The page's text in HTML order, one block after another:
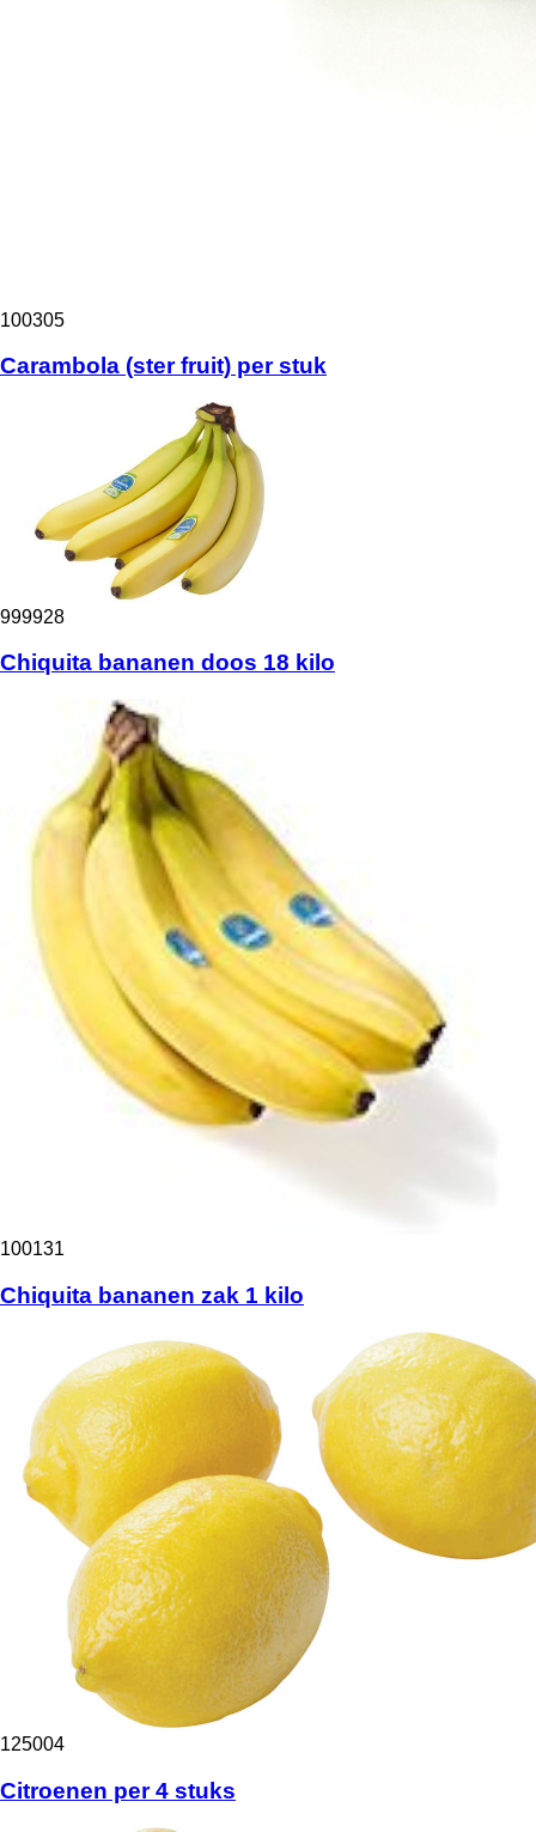
100305
Carambola (ster fruit) per stuk
999928
Chiquita bananen doos 18 kilo
100131
Chiquita bananen zak 1 kilo
125004
Citroenen per 4 stuks